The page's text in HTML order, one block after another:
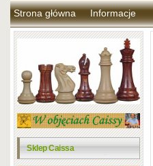
Strona główna Informacje
Sklep Caissa